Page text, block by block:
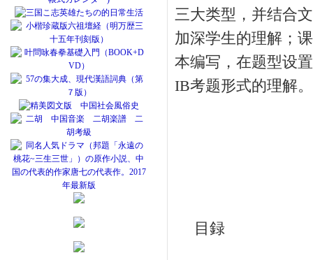
三大类型，并结合
加深学生的理解；
本编写，在题型设
IB考题形式的理解
目録